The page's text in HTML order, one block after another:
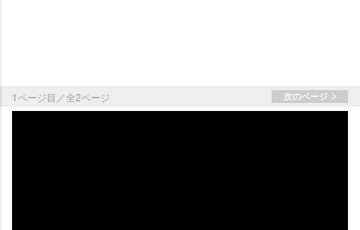
1ページ目／全2ページ 次のページ